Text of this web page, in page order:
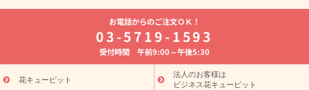
よく贈られる花
お祝いの花特集
誕生日フラワーギフト特集
8月の誕生花(トルコキキョウ)
開店・開業祝い
お供え・お悔やみ お供え・お悔やみの花
通夜・葬儀に贈る花 胡蝶蘭・花鉢
ーブドフラワー
季節のイベント
ひまわり ギフト・プレゼント
特集
お盆 花（新盆・初盆） 季節のイベント
お盆 花（新
お電話からのご注文ＯＫ！
03-5719-1593
受付時間 午前9:00～午後5:30
花キューピット
法人のお客様は
ビジネス花キューピット